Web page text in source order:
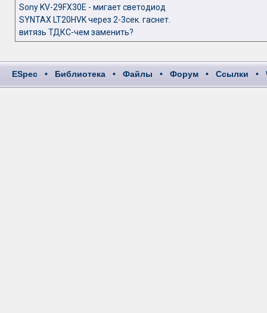
Sony KV-29FX30E - мигает светодиод
SYNTAX LT20HVK через 2-3сек. гаснет.
витязь ТДКС-чем заменить?
ESpec • Библиотека • Файлы • Форум • Ссылки •